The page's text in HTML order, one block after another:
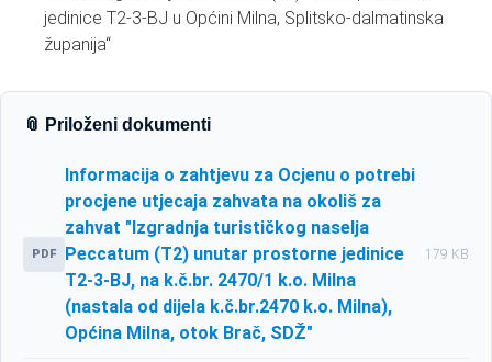
jedinice T2-3-BJ u Općini Milna, Splitsko-dalmatinska
županija“
📎 Priloženi dokumenti
PDF
Informacija o zahtjevu za Ocjenu o potrebi
procjene utjecaja zahvata na okoliš za
zahvat "Izgradnja turističkog naselja
Peccatum (T2) unutar prostorne jedinice
T2-3-BJ, na k.č.br. 2470/1 k.o. Milna
(nastala od dijela k.č.br.2470 k.o. Milna),
Općina Milna, otok Brač, SDŽ"
179 KB